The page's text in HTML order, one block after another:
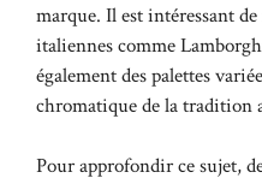
marque. Il est intéressant
italiennes comme
également des palettes
chromatique de la tradition
Pour approfondir ce sujet,